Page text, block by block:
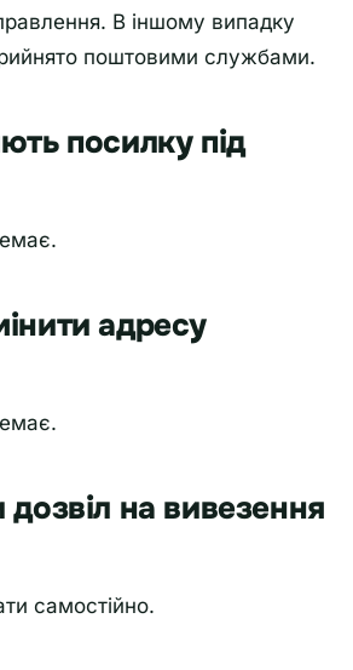
В іншому випадку
поштовими службами.
посилку під
адресу
на вивезення
самостійно.